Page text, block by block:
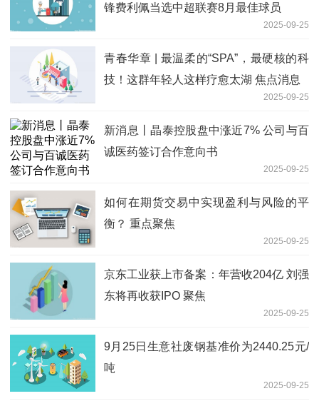
锋费利佩当选中超联赛8月最佳球员
2025-09-25
青春华章 | 最温柔的“SPA”，最硬核的科
技！这群年轻人这样疗愈太湖 焦点消息
2025-09-25
新消息丨晶泰控股盘中涨近7% 公司与百
诚医药签订合作意向书
2025-09-25
如何在期货交易中实现盈利与风险的平
衡？ 重点聚焦
2025-09-25
京东工业获上市备案：年营收204亿 刘强
东将再收获IPO 聚焦
2025-09-25
9月25日生意社废钢基准价为2440.25元/
吨
2025-09-25